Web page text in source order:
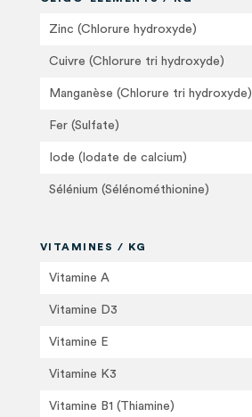
Zinc (Chlorure hydroxyde)
Cuivre (Chlorure tri hydroxyde)
Manganèse (Chlorure tri hydroxyde)
Fer (Sulfate)
Iode (Iodate de calcium)
Sélénium (Sélénométhionine)
VITAMINES / KG
Vitamine A
Vitamine D3
Vitamine E
Vitamine K3
Vitamine B1 (Thiamine)